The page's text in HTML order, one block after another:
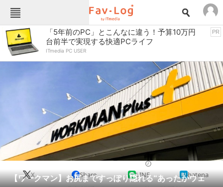
Fav-Logカテゴリー一覧
TOP アウトドア用品
インテリア・収納 おもちゃ・ホビー
キッチン家電
ゲーム
コンテンツ・サービス スイーツ・お菓子
スポーツ・レジャー スマホ・携帯電話
パソコン・タブレット ファッション
ペット 家電
「5年前のPC」とこんなに違う！予算10万円
台前半で実現する快適PCライフ
ITmedia PC USER
PR
【ワークマン】お尻まですっぽり隠れる“あったかウェ
X Share LINE hatena